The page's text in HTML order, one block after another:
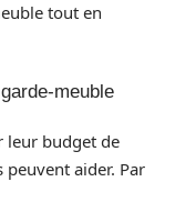
tout en
meuble
leur budget de
aider. Par